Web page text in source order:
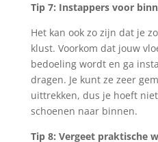
Tip 7: Instappers voor
Het kan ook zo zijn dat je
klust. Voorkom dat jouw
bedoeling wordt en ga
dragen. Je kunt ze zeer
uittrekken, dus je hoeft
schoenen naar binnen.
Tip 8: Vergeet praktische